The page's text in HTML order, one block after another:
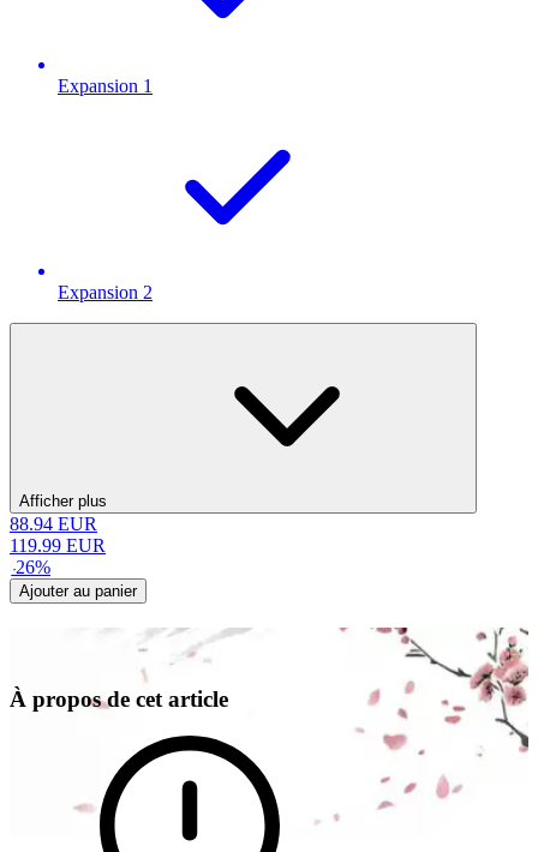
Expansion 1
Expansion 2
Afficher plus
88.94 EUR
119.99 EUR
-26%
Ajouter au panier
À propos de cet article